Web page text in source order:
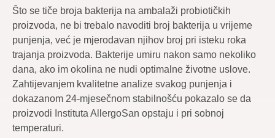
Što se tiče broja bakterija na ambalaži probiotičkih
proizvoda, ne bi trebalo navoditi broj bakterija u vrijeme
punjenja, već je mjerodavan njihov broj pri isteku roka
trajanja proizvoda. Bakterije umiru nakon samo nekoliko
dana, ako im okolina ne nudi optimalne životne uslove.
Zahtijevanjem kvalitetne analize svakog punjenja i
dokazanom 24-mjesečnom stabilnošću pokazalo se da
proizvodi Instituta AllergoSan opstaju i pri sobnoj
temperaturi.